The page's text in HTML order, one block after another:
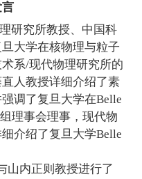
研究所教授、中国科
大学在核物理与粒子
系/现代物理研究所的
人教授详细介绍了素
调了复旦大学在Belle
理事会理事，现代物
介绍了复旦大学Belle
山内正则教授进行了